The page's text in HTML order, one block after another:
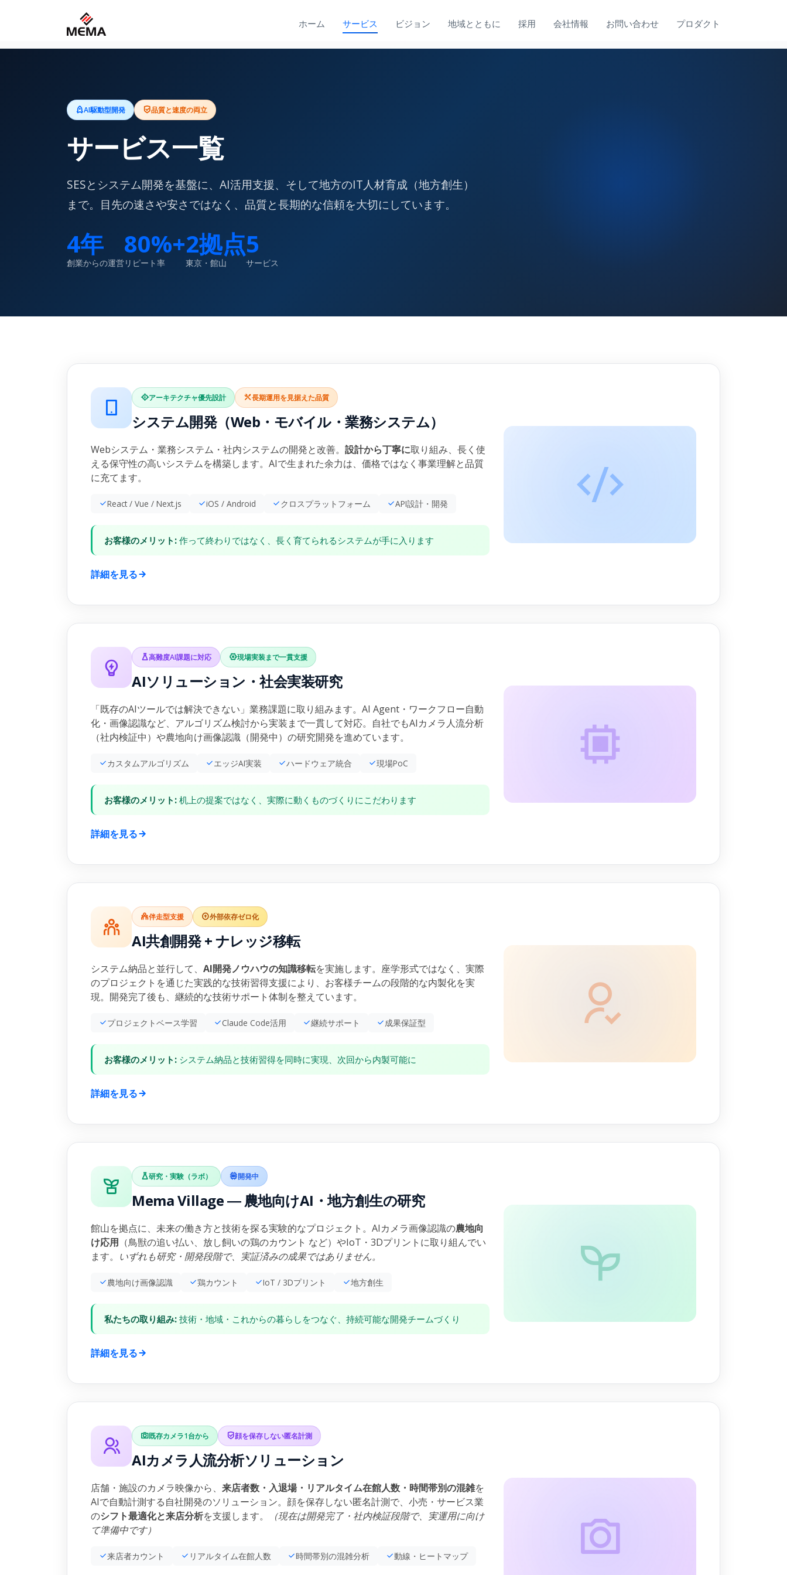
ホーム サービス ビジョン 地域とともに 採用 会社情報 お問い合わせ プロダクト
AI駆動型開発 品質と速度の両立
サービス一覧
SESとシステム開発を基盤に、AI活用支援、そして地方のIT人材育成（地方創生）
まで。目先の速さや安さではなく、品質と長期的な信頼を大切にしています。
4年
創業からの運営
80%+
リピート率
2拠点
東京・館山
5
サービス
アーキテクチャ優先設計 長期運用を見据えた品質
システム開発（Web・モバイル・業務システム）
Webシステム・業務システム・社内システムの開発と改善。 設計から丁寧に取り組み、長く使
える保守性の高いシステムを構築します。AIで生まれた余力は、価格ではなく事業理解と品質
に充てます。
React / Vue / Next.js iOS / Android クロスプラットフォーム API設計・開発
お客様のメリット: 作って終わりではなく、長く育てられるシステムが手に入ります
詳細を見る
高難度AI課題に対応 現場実装まで一貫支援
AIソリューション・社会実装研究
「既存のAIツールでは解決できない」業務課題に取り組みます。AI Agent・ワークフロー自動
化・画像認識など、アルゴリズム検討から実装まで一貫して対応。自社でもAIカメラ人流分析
（社内検証中）や農地向け画像認識（開発中）の研究開発を進めています。
カスタムアルゴリズム エッジAI実装 ハードウェア統合 現場PoC
お客様のメリット: 机上の提案ではなく、実際に動くものづくりにこだわります
詳細を見る
伴走型支援 外部依存ゼロ化
AI共創開発 + ナレッジ移転
システム納品と並行して、 AI開発ノウハウの知識移転を実施します。座学形式ではなく、実際
のプロジェクトを通じた実践的な技術習得支援により、お客様チームの段階的な内製化を実
現。開発完了後も、継続的な技術サポート体制を整えています。
プロジェクトベース学習 Claude Code活用 継続サポート 成果保証型
お客様のメリット: システム納品と技術習得を同時に実現、次回から内製可能に
詳細を見る
研究・実験（ラボ） 開発中
Mema Village ― 農地向けAI・地方創生の研究
館山を拠点に、未来の働き方と技術を探る実験的なプロジェクト。AIカメラ画像認識の農地向
け応用 （鳥獣の追い払い、放し飼いの鶏のカウント など）やIoT・3Dプリントに取り組んでい
ます。 いずれも研究・開発段階で、実証済みの成果ではありません。
農地向け画像認識 鶏カウント IoT / 3Dプリント 地方創生
私たちの取り組み: 技術・地域・これからの暮らしをつなぐ、持続可能な開発チームづくり
詳細を見る
既存カメラ1台から 顔を保存しない匿名計測
AIカメラ人流分析ソリューション
店舗・施設のカメラ映像から、 来店者数・入退場・リアルタイム在館人数・時間帯別の混雑を
AIで自動計測する自社開発のソリューション。顔を保存しない匿名計測で、小売・サービス業
のシフト最適化と来店分析を支援します。
（現在は開発完了・社内検証段階で、実運用に向け
て準備中です）
来店者カウント リアルタイム在館人数 時間帯別の混雑分析 動線・ヒートマップ